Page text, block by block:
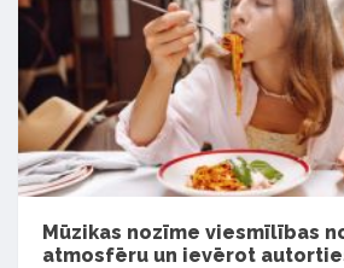
Mūzikas nozīme viesmīlības
atmosfēru un ievērot